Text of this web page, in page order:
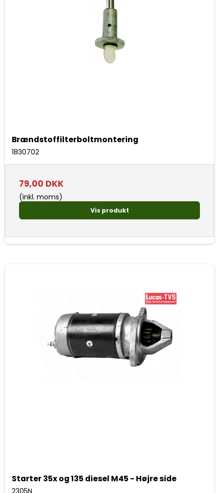
Brændstoffilterboltmontering
1830702
79,00 DKK
(inkl. moms)
Vis produkt
Starter 35x og 135 diesel M45 - Højre side